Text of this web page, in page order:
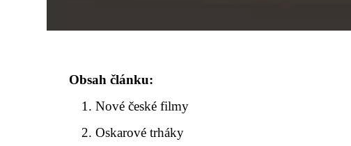
Obsah článku:
Nové české filmy
Oskarové trháky